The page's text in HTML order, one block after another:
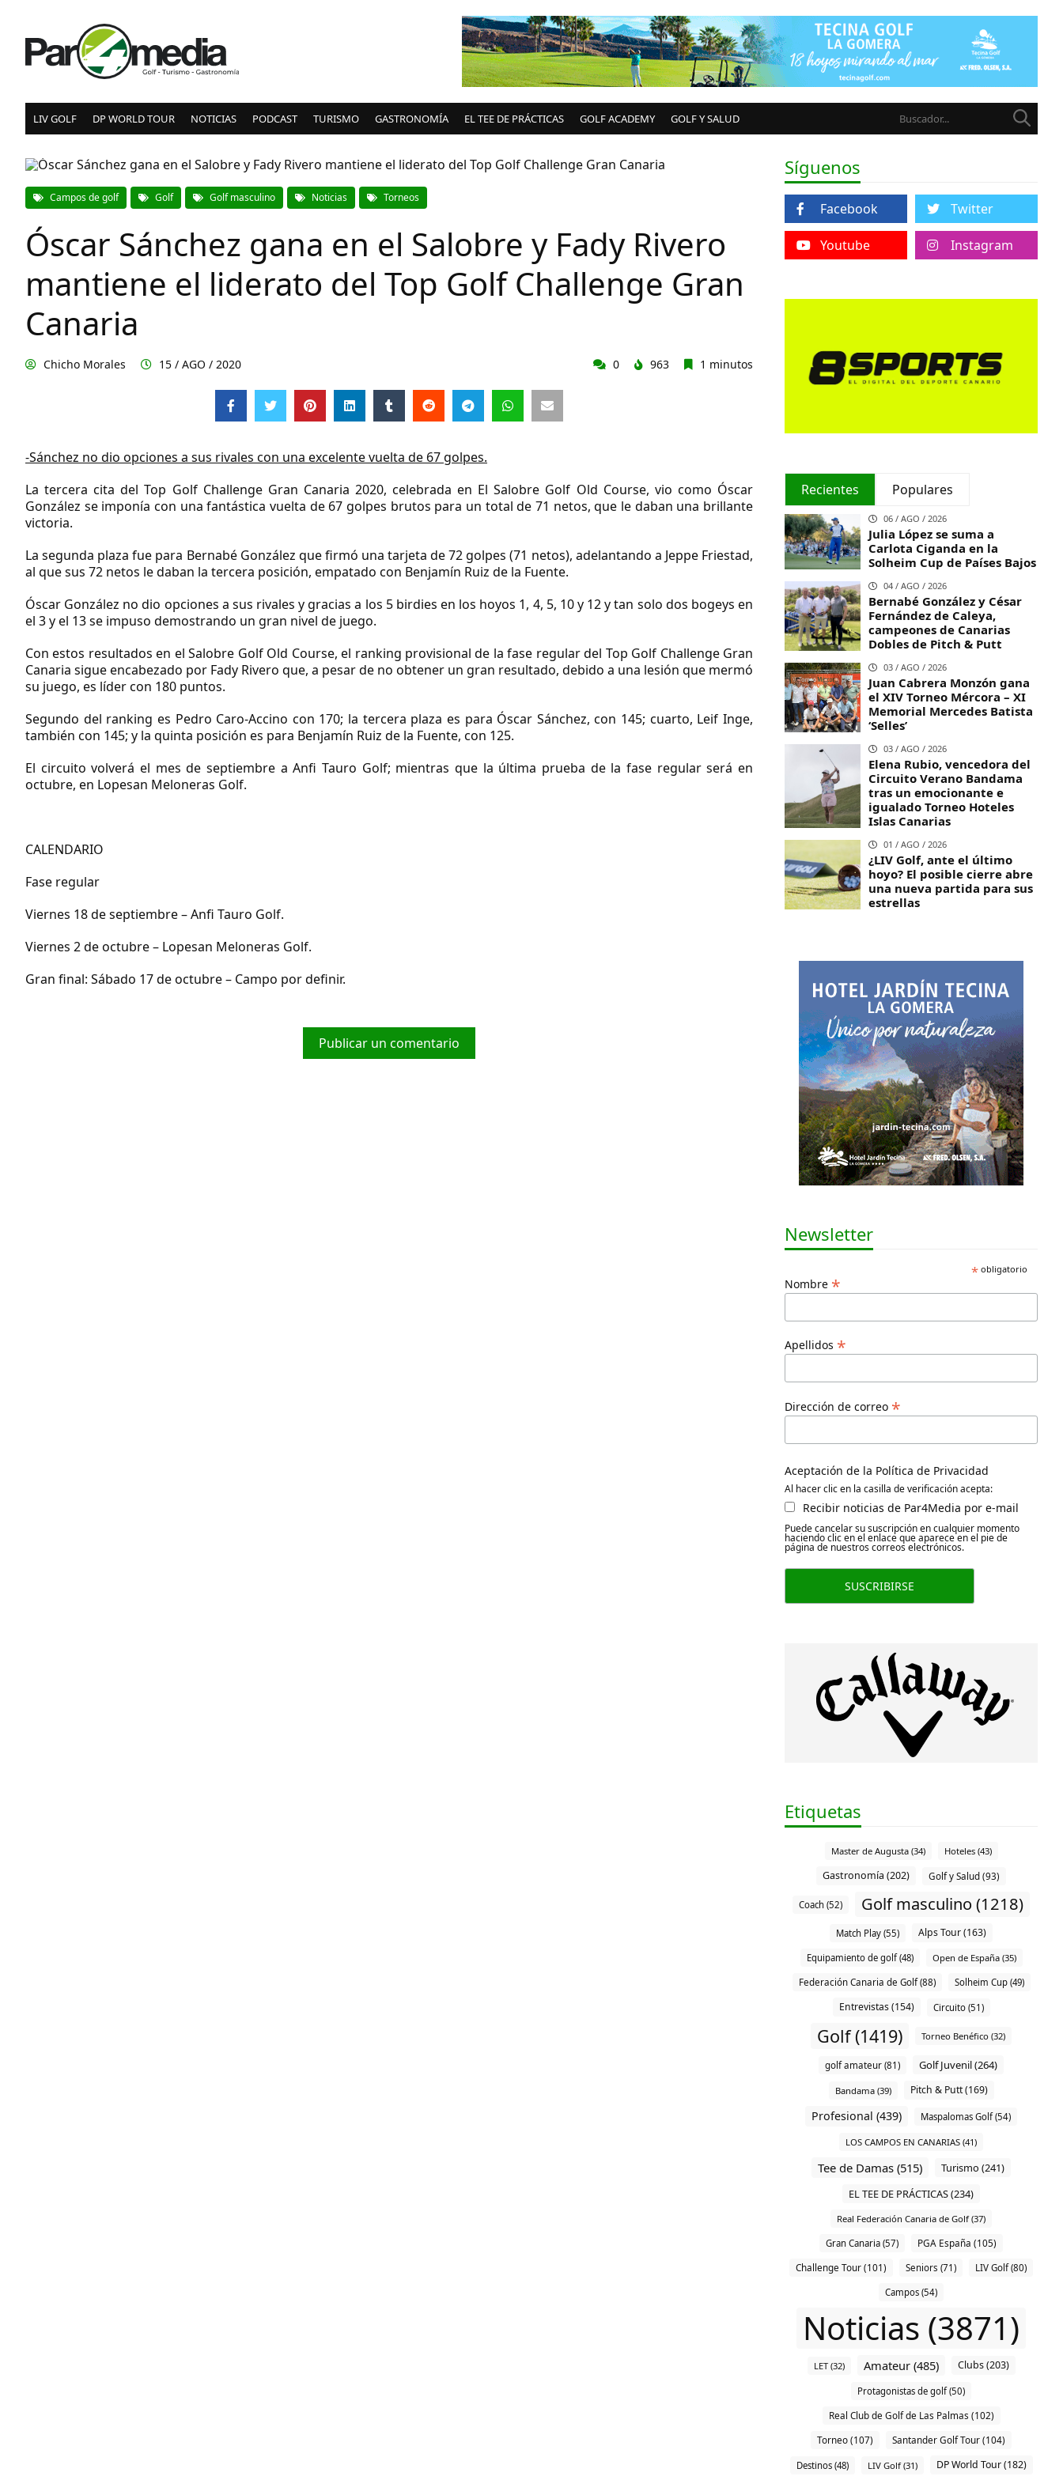
LIV GOLF DP WORLD TOUR NOTICIAS PODCAST TURISMO GASTRONOMÍA EL TEE DE PRÁCTICAS GOLF ACADEMY GOLF Y SALUD
Campos de golf Golf Golf masculino Noticias Torneos
Óscar Sánchez gana en el Salobre y Fady Rivero
mantiene el liderato del Top Golf Challenge Gran
Canaria
Chicho Morales 15 / AGO / 2020 0 963 1 minutos
-Sánchez no dio opciones a sus rivales con una excelente vuelta de 67 golpes.
La tercera cita del Top Golf Challenge Gran Canaria 2020, celebrada en El Salobre Golf Old Course, vio como Óscar
González se imponía con una fantástica vuelta de 67 golpes brutos para un total de 71 netos, que le daban una brillante
victoria.
La segunda plaza fue para Bernabé González que firmó una tarjeta de 72 golpes (71 netos), adelantando a Jeppe Friestad,
al que sus 72 netos le daban la tercera posición, empatado con Benjamín Ruiz de la Fuente.
Óscar González no dio opciones a sus rivales y gracias a los 5 birdies en los hoyos 1, 4, 5, 10 y 12 y tan solo dos bogeys en
el 3 y el 13 se impuso demostrando un gran nivel de juego.
Con estos resultados en el Salobre Golf Old Course, el ranking provisional de la fase regular del Top Golf Challenge Gran
Canaria sigue encabezado por Fady Rivero que, a pesar de no obtener un gran resultado, debido a una lesión que mermó
su juego, es líder con 180 puntos.
Segundo del ranking es Pedro Caro-Accino con 170; la tercera plaza es para Óscar Sánchez, con 145; cuarto, Leif Inge,
también con 145; y la quinta posición es para Benjamín Ruiz de la Fuente, con 125.
El circuito volverá el mes de septiembre a Anfi Tauro Golf; mientras que la última prueba de la fase regular será en
octubre, en Lopesan Meloneras Golf.
CALENDARIO
Fase regular
Viernes 18 de septiembre –Anfi Tauro Golf.
Viernes 2 de octubre – Lopesan Meloneras Golf.
Gran final: Sábado 17 de octubre – Campo por definir.
Publicar un comentario
Síguenos
Facebook Twitter
Youtube Instagram
Recientes Populares
06 / AGO / 2026
Julia López se suma a
Carlota Ciganda en la
Solheim Cup de Países Bajos
04 / AGO / 2026
Bernabé González y César
Fernández de Caleya,
campeones de Canarias
Dobles de Pitch & Putt
03 / AGO / 2026
Juan Cabrera Monzón gana
el XIV Torneo Mércora – XI
Memorial Mercedes Batista
‘Selles’
03 / AGO / 2026
Elena Rubio, vencedora del
Circuito Verano Bandama
tras un emocionante e
igualado Torneo Hoteles
Islas Canarias
01 / AGO / 2026
¿LIV Golf, ante el último
hoyo? El posible cierre abre
una nueva partida para sus
estrellas
Newsletter
* obligatorio
Nombre *
Apellidos *
Dirección de correo *
Aceptación de la Política de Privacidad
Al hacer clic en la casilla de verificación acepta:
Recibir noticias de Par4Media por e-mail
Puede cancelar su suscripción en cualquier momento
haciendo clic en el enlace que aparece en el pie de
página de nuestros correos electrónicos.
Etiquetas
Master de Augusta (34) Hoteles (43)
Gastronomía (202) Golf y Salud (93)
Coach (52) Golf masculino (1218)
Match Play (55) Alps Tour (163)
Equipamiento de golf (48) Open de España (35)
Federación Canaria de Golf (88) Solheim Cup (49)
Entrevistas (154) Circuito (51)
Golf (1419) Torneo Benéfico (32)
golf amateur (81) Golf Juvenil (264)
Bandama (39) Pitch & Putt (169)
Profesional (439) Maspalomas Golf (54)
LOS CAMPOS EN CANARIAS (41)
Tee de Damas (515)
Turismo (241)
EL TEE DE PRÁCTICAS (234)
Real Federación Canaria de Golf (37)
Gran Canaria (57)
PGA España (105)
Challenge Tour (101)
Seniors (71) LIV Golf (80)
Campos (54)
Noticias (3871)
LET (32) Amateur (485) Clubs (203)
Protagonistas de golf (50)
Real Club de Golf de Las Palmas (102)
Torneo (107)
Santander Golf Tour (104)
Destinos (48) LIV Golf (31) DP World Tour (182)